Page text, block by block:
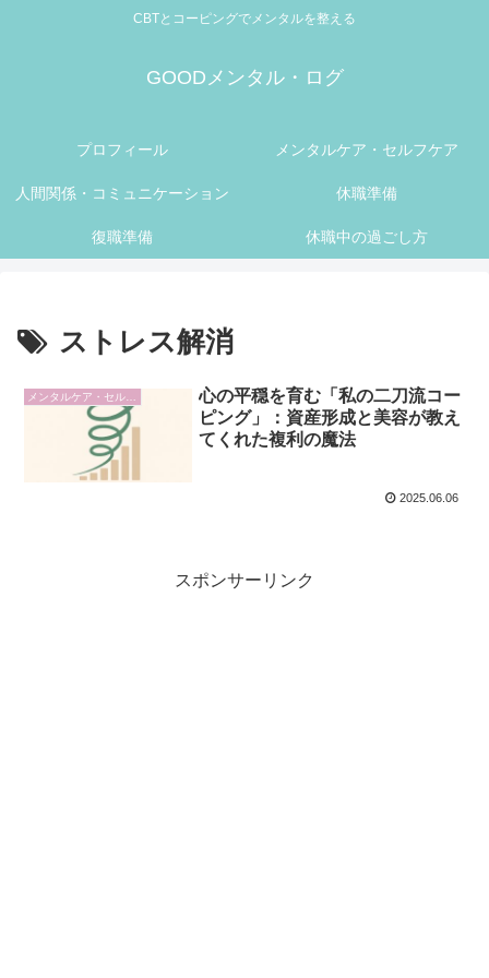
CBTとコーピングでメンタルを整える
GOODメンタル・ログ
プロフィール メンタルケア・セルフケア
人間関係・コミュニケーション 休職準備
復職準備 休職中の過ごし方
ストレス解消
心の平穏を育む「私の二刀流コー
ピング」：資産形成と美容が教え
てくれた複利の魔法
2025.06.06
スポンサーリンク